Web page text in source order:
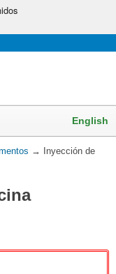
English
→ Inyección de